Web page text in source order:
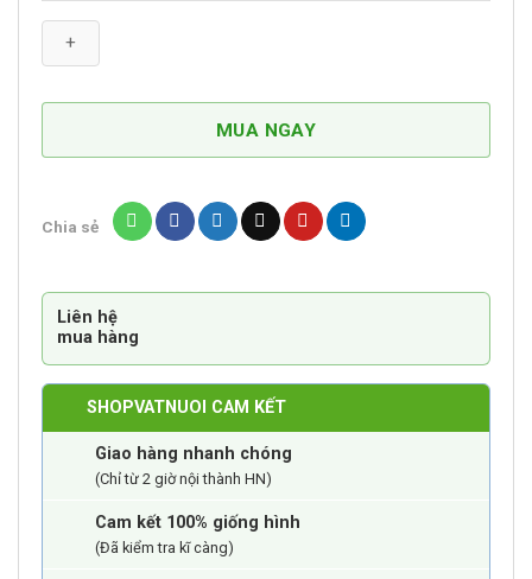
Vải
Chó
YNTC002
MUA NGAY
Chia sẻ
Liên hệ
mua hàng
SHOPVATNUOI CAM KẾT
Giao hàng nhanh chóng
(Chỉ từ 2 giờ nội thành HN)
Cam kết 100% giống hình
(Đã kiểm tra kĩ càng)